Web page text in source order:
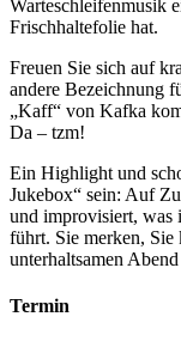
Warteschleifenmusik
Frischhaltefolie hat.
Freuen Sie sich auf
andere Bezeichnung
„Kaff“ von Kafka
Da – tzm!
Ein Highlight und
Jukebox“ sein: Auf
und improvisiert, was
führt. Sie merken, Sie
unterhaltsamen
Termin